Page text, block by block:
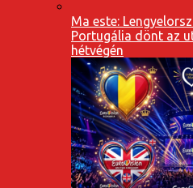
Ma este:
Portugália dönt az
hétvégén